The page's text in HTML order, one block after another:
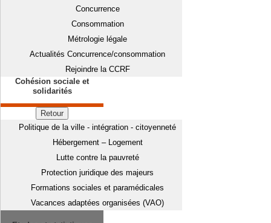
Concurrence
Consommation
Métrologie légale
Actualités Concurrence/consommation
Rejoindre la CCRF
Cohésion sociale et
solidarités
Retour
Politique de la ville - intégration - citoyenneté
Hébergement – Logement
Lutte contre la pauvreté
Protection juridique des majeurs
Formations sociales et paramédicales
Vacances adaptées organisées (VAO)